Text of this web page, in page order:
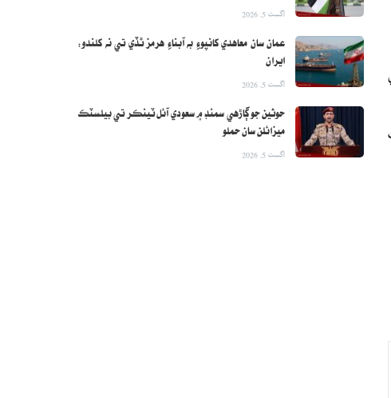
اگست 5, 2026
عمان سان معاهدي کانپوءِ به آبناءِ هرمز ٿڏي تي نه کلندو:
ايران
اگست 5, 2026
حوثين جو ڳاڙهي سمنڊ ۾ سعودي آئل ٽينڪر تي بيلسٽڪ
ميزائلن سان حملو
اگست 5, 2026